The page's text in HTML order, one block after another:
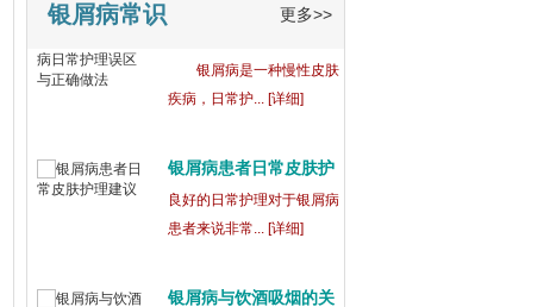
银屑病常识 更多>>
【测试】银屑病日常护
理
银屑病是一种慢性皮肤
银屑病患者日常皮肤护
理
良好的日常护理对于银屑病